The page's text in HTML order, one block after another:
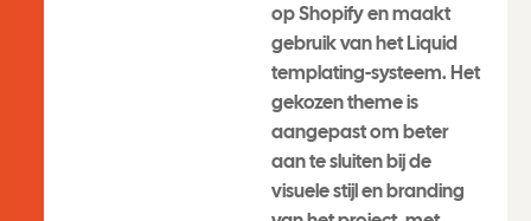
op Shopify en maakt
gebruik van het Liquid
templating-systeem. Het
gekozen theme is
aangepast om beter
aan te sluiten bij de
visuele stijl en branding